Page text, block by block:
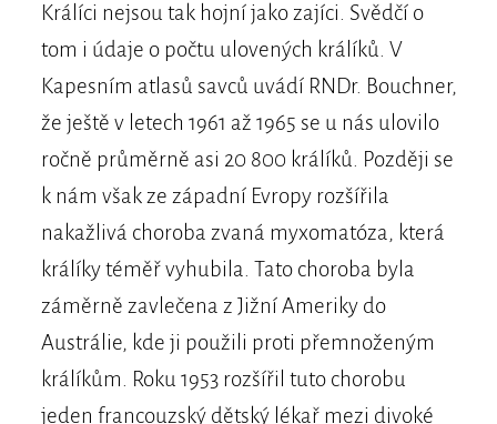
Králíci nejsou tak hojní jako zajíci. Svědčí o
tom i údaje o počtu ulovených králíků. V
Kapesním atlasů savců uvádí RNDr. Bouchner,
že ještě v letech 1961 až 1965 se u nás ulovilo
ročně průměrně asi 20 800 králíků. Později se
k nám však ze západní Evropy rozšířila
nakažlivá choroba zvaná myxomatóza, která
králíky téměř vyhubila. Tato choroba byla
záměrně zavlečena z Jižní Ameriky do
Austrálie, kde ji použili proti přemnoženým
králíkům. Roku 1953 rozšířil tuto chorobu
jeden francouzský dětský lékař mezi divoké